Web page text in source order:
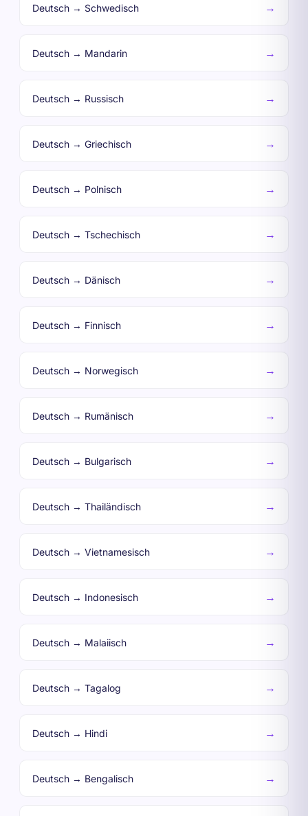
Deutsch → Schwedisch →
Deutsch → Mandarin →
Deutsch → Russisch →
Deutsch → Griechisch →
Deutsch → Polnisch →
Deutsch → Tschechisch →
Deutsch → Dänisch →
Deutsch → Finnisch →
Deutsch → Norwegisch →
Deutsch → Rumänisch →
Deutsch → Bulgarisch →
Deutsch → Thailändisch →
Deutsch → Vietnamesisch →
Deutsch → Indonesisch →
Deutsch → Malaiisch →
Deutsch → Tagalog →
Deutsch → Hindi →
Deutsch → Bengalisch →